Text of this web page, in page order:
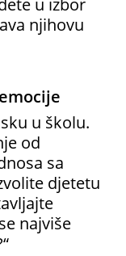
njihovu
u školu.
od
sa
djetetu
najviše